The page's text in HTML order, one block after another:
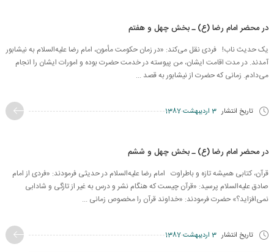
در محضر امام رضا (ع) ـ بخش چهل و هفتم
یک حدیث ناب! فردی نقل می‌کند: «در زمان حکومت مأمون، امام رضا علیه‌السلام به نیشابور
آمدند. در مدت اقامت ایشان، من پیوسته در خدمت حضرت بوده و امورات ایشان را انجام
می‌دادم. زمانی که حضرت از نیشابور به قصد ...
تاریخ انتشار 3 اردیبهشت 1387
در محضر امام رضا (ع) ـ بخش چهل و ششم
قرآن، کتابی همیشه تازه و باطراوت امام رضا علیه‌السلام در حدیثی فرمودند: «فردی از امام
صادق علیه‌السلام پرسید: «قرآن چیست که هنگام نشر و درس به غیر از تازگی و شادابی
نمی‌افزاید؟» حضرت فرمودند: «خداوند قرآن را مخصوص زمانی ...
تاریخ انتشار 3 اردیبهشت 1387